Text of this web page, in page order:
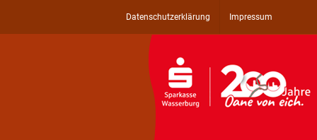
Datenschutzerklärung Impressum